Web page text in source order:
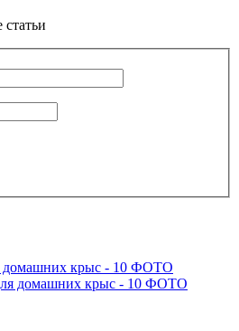
домашних крыс - 10 ФОТО